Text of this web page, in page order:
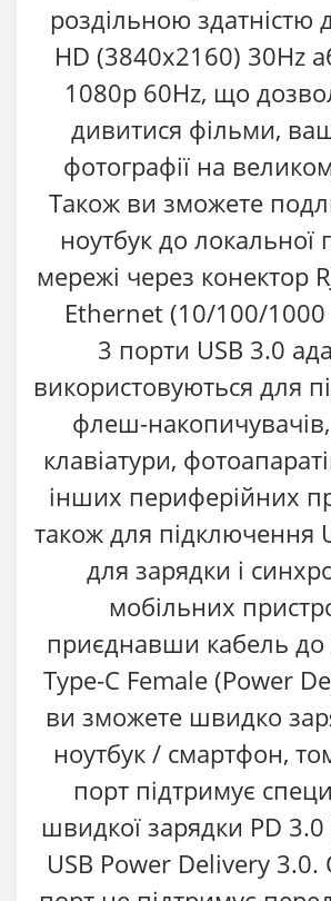
роздільною здатністю
HD (3840x2160) 30Hz
1080p 60Hz, що
дивитися фільми,
фотографії на
Також ви зможете
ноутбук до локальної
мережі через конектор
Ethernet (10/100/1000
3 порти USB 3.0
використовуються для
флеш-
клавіатури,
інших периферійних
також для підключення
для зарядки і
мобільних
приєднавши кабель до
Type-C Female (Power
ви зможете швидко
ноутбук / смартфон,
порт підтримує
швидкої зарядки PD
USB Power Delivery